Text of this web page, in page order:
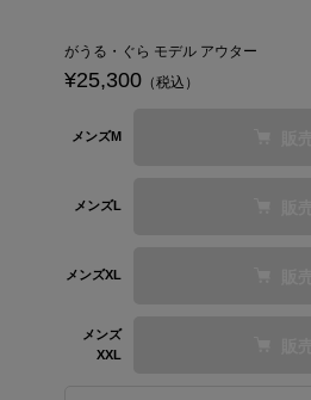
がうる・ぐら モデル アウター
¥25,300 （税込）
メンズM
メンズL
メンズXL
メンズ
XXL